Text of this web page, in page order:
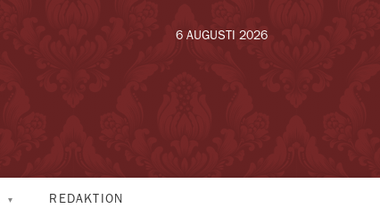
6 AUGUSTI 2026
REDAKTION